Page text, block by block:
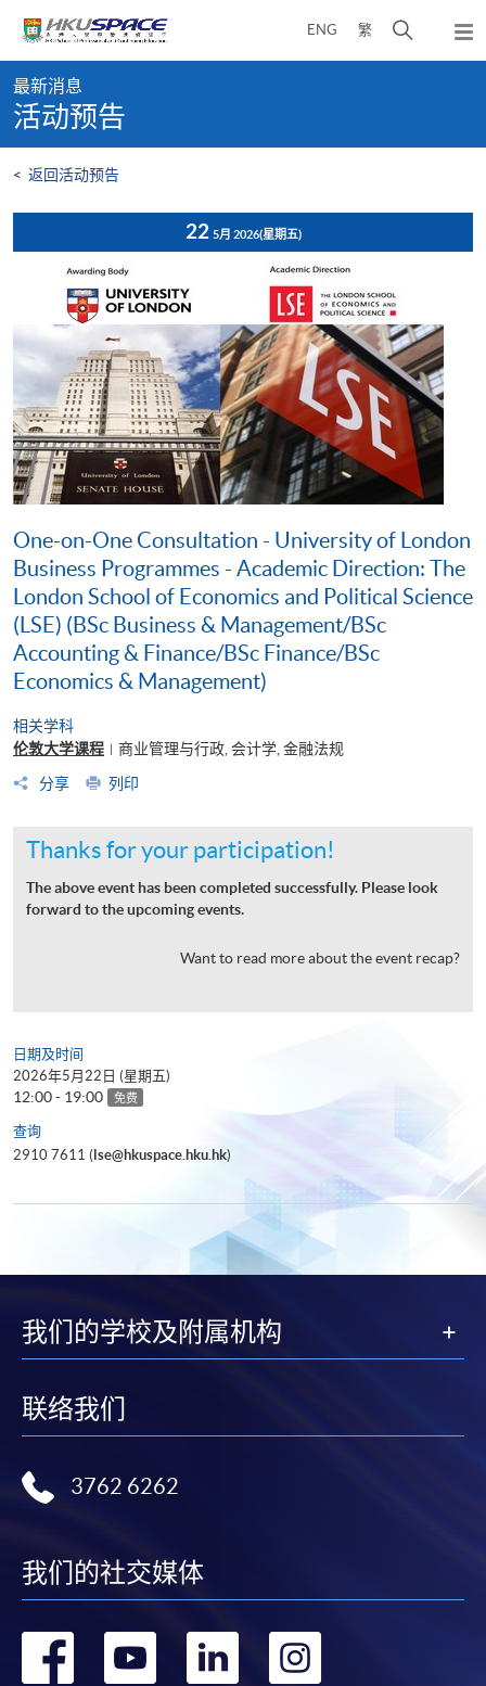
content
ENG 繁
开
弹
出
content
start
最新消息
活动预告
< 返回活动预告
22 5月 2026(星期五)
One-on-One Consultation - University of London
Business Programmes - Academic Direction: The
London School of Economics and Political Science
(LSE) (BSc Business & Management/BSc
Accounting & Finance/BSc Finance/BSc
Economics & Management)
相关学科
伦敦大学课程 | 商业管理与行政, 会计学, 金融法规
分享
列印
Thanks for your participation!
The above event has been completed successfully. Please look
forward to the upcoming events.
Want to read more about the event recap?
日期及时间
2026年5月22日 (星期五)
12:00 - 19:00 免费
查询
2910 7611 (lse@hkuspace.hku.hk)
我们的学校及附属机构
联络我们
3762 6262
我们的社交媒体
转 转 转 转